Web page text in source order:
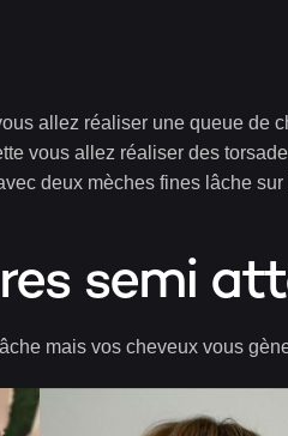
allez réaliser une queue de
vous allez réaliser des
deux mèches fines lâche
semi
mais vos cheveux vous